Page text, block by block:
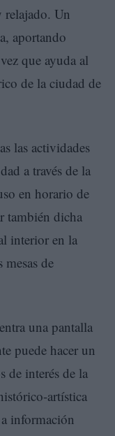
relajado. Un
aportando
que ayuda al
de la ciudad de
las actividades
a través de la
en horario de
también dicha
interior en la
de
una pantalla
puede hacer un
de interés de la
artística
información